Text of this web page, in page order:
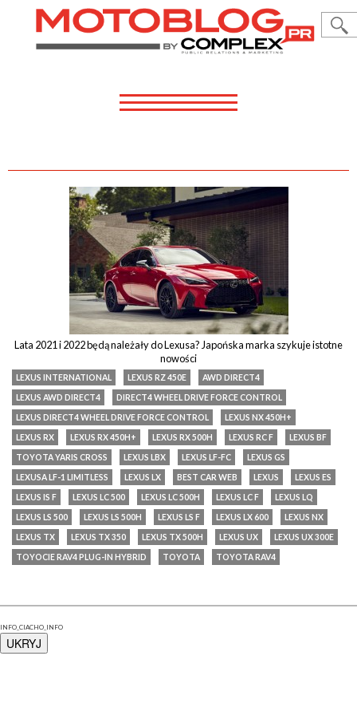
MOTORSPORT
TECH
FLOTA
LIFESTYLE
VIDEO
Lata 2021 i 2022 będą należały do Lexusa? Japońska marka szykuje istotne
nowości
LEXUS INTERNATIONAL LEXUS RZ 450E AWD DIRECT4
LEXUS AWD DIRECT4 DIRECT4 WHEEL DRIVE FORCE CONTROL
LEXUS DIRECT4 WHEEL DRIVE FORCE CONTROL LEXUS NX 450H+
LEXUS RX LEXUS RX 450H+ LEXUS RX 500H LEXUS RC F LEXUS BF
TOYOTA YARIS CROSS LEXUS LBX LEXUS LF-FC LEXUS GS
LEXUSA LF-1 LIMITLESS LEXUS LX BEST CAR WEB LEXUS LEXUS ES
LEXUS IS F LEXUS LC 500 LEXUS LC 500H LEXUS LC F LEXUS LQ
LEXUS LS 500 LEXUS LS 500H LEXUS LS F LEXUS LX 600 LEXUS NX
LEXUS TX LEXUS TX 350 LEXUS TX 500H LEXUS UX LEXUS UX 300E
TOYOCIE RAV4 PLUG-IN HYBRID TOYOTA TOYOTA RAV4
INFO_CIACHO_INFO